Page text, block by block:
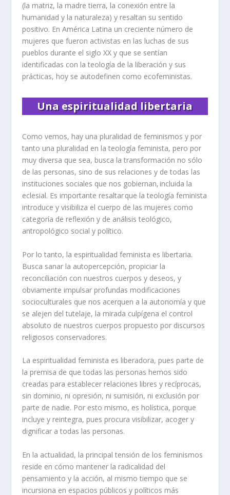
(la matriz, la madre tierra, la conexión entre la
humanidad y la naturaleza) y resaltan su sentido
positivo. En América Latina un creciente número de
mujeres que fueron activistas en las luchas de sus
pueblos durante el siglo XX y que se sentían
identificadas con la teología de la liberación y sus
prácticas, hoy se autodefinen como ecofeministas.
Una espiritualidad libertaria
Como vemos, hay una pluralidad de feminismos y por
tanto una pluralidad en la teología feminista, pero por
muy diversa que sea, busca la transformación no sólo
de las personas, sino de sus relaciones y de todas las
instituciones sociales que nos gobiernan, incluida la
eclesial. Es importante resaltar que la teología feminista
introduce y visibiliza el cuerpo de las mujeres como
categoría de reflexión y de análisis teológico,
antropológico social y político.
Por lo tanto, la espiritualidad feminista es libertaria.
Busca sanar la autopercepción, propiciar la
reconciliación con nuestros cuerpos y deseos, y
obviamente impulsar profundas modificaciones
socioculturales que nos acerquen a la autonomía y que
se alejen del tutelaje, la mirada culpígena el control
absoluto de nuestros cuerpos propuesto por discursos
religiosos conservadores.
La espiritualidad feminista es liberadora, pues parte de
la premisa de que todas las personas hemos sido
creadas para establecer relaciones libres y recíprocas,
sin dominio, ni opresión, ni sumisión, ni exclusión por
parte de nadie. Por esto mismo, es holística, porque
incluye y reintegra, pues procura visibilizar, acoger y
dignificar a todas las personas.
En la actualidad, la principal tensión de los feminismos
reside en cómo mantener la radicalidad del
pensamiento y la acción, al mismo tiempo que se
incursiona en espacios públicos y políticos más